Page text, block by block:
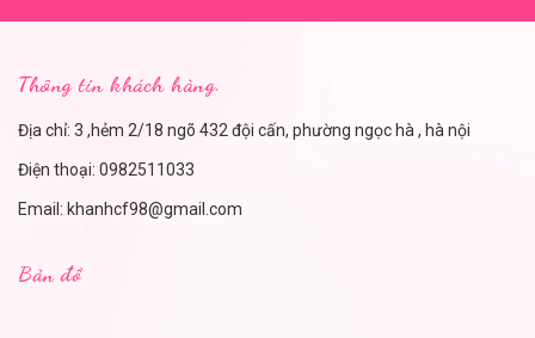
Thông tin khách hàng.
Địa chỉ: 3 ,hẻm 2/18 ngõ 432 đội cấn, phường ngọc hà , hà nội
Điện thoại: 0982511033
Email: khanhcf98@gmail.com
Bản đồ